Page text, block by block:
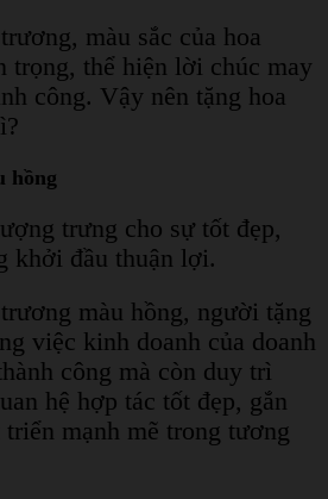
màu sắc của hoa
trọng, thể hiện lời chúc may
công. Vậy nên tặng hoa
hồng
trưng cho sự tốt đẹp,
khởi đầu thuận lợi.
màu hồng, người tặng
việc kinh doanh của doanh
công mà còn duy trì
hệ hợp tác tốt đẹp, gắn
triển mạnh mẽ trong tương